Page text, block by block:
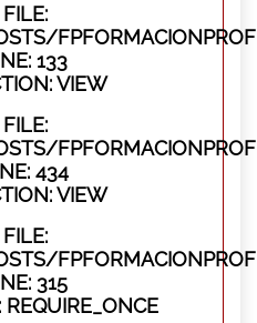
FILE:
133
VIEW
FILE:
434
VIEW
FILE:
315